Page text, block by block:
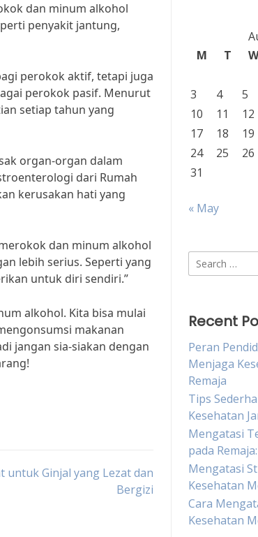
dan minum alkohol
penyakit jantung,
perokok aktif, tetapi juga
perokok pasif. Menurut
setiap tahun yang
organ-organ dalam
dari Rumah
kerusakan hati yang
dan minum alkohol
lebih serius. Seperti yang
untuk diri sendiri.”
alkohol. Kita bisa mulai
makanan
jangan sia-siakan dengan
untuk Ginjal yang Lezat dan
Bergizi
M
T W
3
4 5
10
11 12
17
18 19
24
25 26
31
« May
Search
for:
Recent
Peran
Menjaga
Remaja
Tips
Kesehatan
Mengatasi
pada
Mengatasi
Kesehatan
Cara
Kesehatan